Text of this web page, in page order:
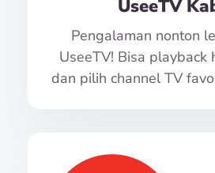
UseeTV
Pengalaman nonton
UseeTV! Bisa playback
dan pilih channel TV